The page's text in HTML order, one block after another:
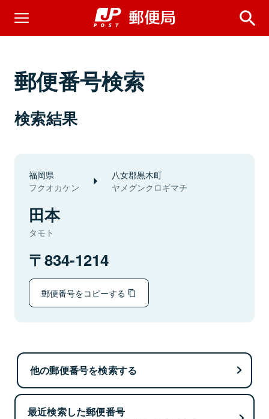
郵便番号検索
検索結果
福岡県
フクオカケン
八女郡黒木町
ヤメグンクロギマチ
田本
タモト
834-1214
郵便番号をコピーする
他の郵便番号を検索する
最近検索した郵便番号